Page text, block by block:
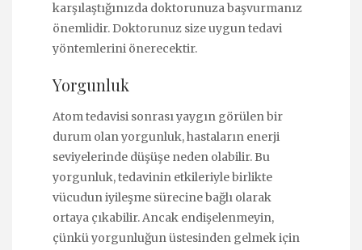
karşılaştığınızda doktorunuza başvurmanız
önemlidir. Doktorunuz size uygun tedavi
yöntemlerini önerecektir.
Yorgunluk
Atom tedavisi sonrası yaygın görülen bir
durum olan yorgunluk, hastaların enerji
seviyelerinde düşüşe neden olabilir. Bu
yorgunluk, tedavinin etkileriyle birlikte
vücudun iyileşme sürecine bağlı olarak
ortaya çıkabilir. Ancak endişelenmeyin,
çünkü yorgunluğun üstesinden gelmek için